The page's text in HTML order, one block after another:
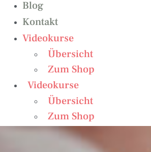
Blog
Kontakt
Videokurse
Übersicht
Zum Shop
Videokurse
Übersicht
Zum Shop